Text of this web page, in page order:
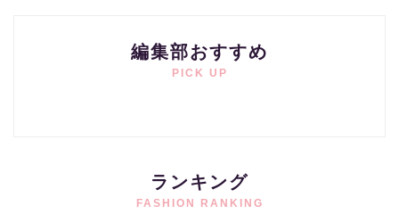
編集部おすすめ
PICK UP
ランキング
FASHION RANKING